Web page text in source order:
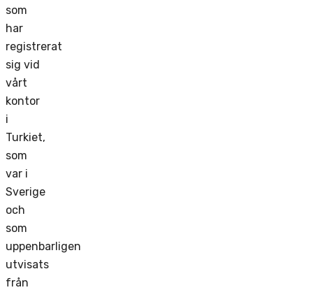
som
har
registrerat
sig vid
vårt
kontor
i
Turkiet,
som
var i
Sverige
och
som
uppenbarligen
utvisats
från